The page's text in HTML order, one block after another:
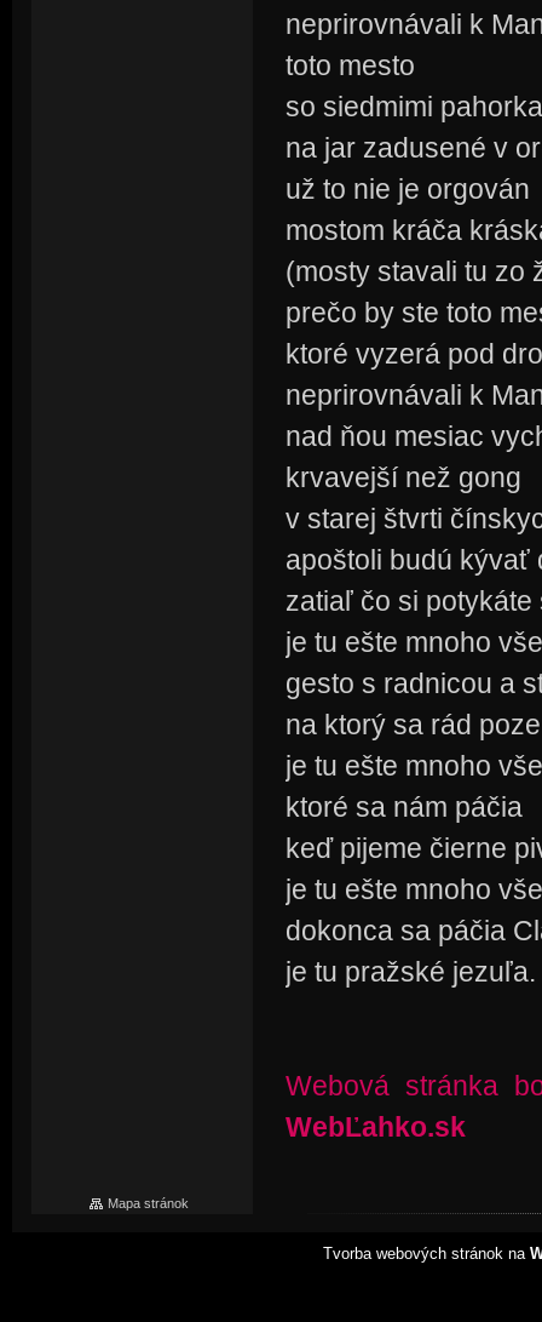
neprirovnávali k
toto mesto
so siedmimi
na jar zadusené v
už to nie je orgován
mostom kráča
(mosty stavali tu zo
prečo by ste toto
ktoré vyzerá pod
neprirovnávali k
nad ňou mesiac
krvavejší než gong
v starej štvrti
apoštoli budú kývať
zatiaľ čo si potykáte
je tu ešte mnoho
gesto s radnicou a
na ktorý sa rád
je tu ešte mnoho
ktoré sa nám páčia
keď pijeme čierne
je tu ešte mnoho
dokonca sa páčia
je tu pražské jezuľa.
Webová stránka
WebĽahko.sk
Mapa stránok
Tvorba webových stránok na